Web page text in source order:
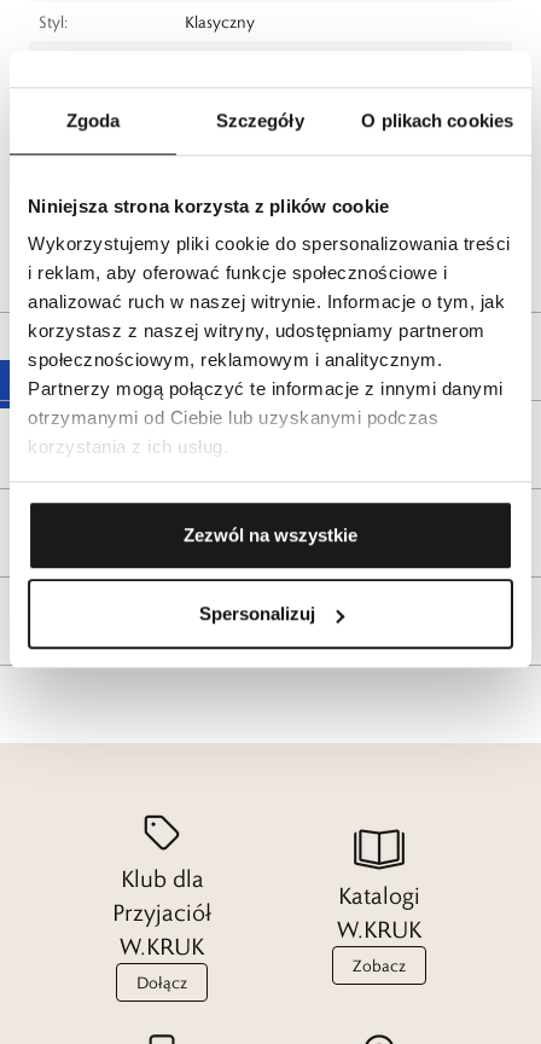
Zgoda Szczegóły O plikach cookies
Niniejsza strona korzysta z plików cookie
Wykorzystujemy pliki cookie do spersonalizowania treści
i reklam, aby oferować funkcje społecznościowe i
analizować ruch w naszej witrynie. Informacje o tym, jak
korzystasz z naszej witryny, udostępniamy partnerom
społecznościowym, reklamowym i analitycznym.
Partnerzy mogą połączyć te informacje z innymi danymi
otrzymanymi od Ciebie lub uzyskanymi podczas
korzystania z ich usług.
Zezwól na wszystkie
Spersonalizuj
Styl:
Klasyczny
contact.citizen.co.jp
ul. Pilotów 10, 31-462 Kraków
Bezpieczeństwo:
Informacje o bezpieczeństwie
Opis produktu
Wysyłka
Reklamacje i zwroty
Klub dla
Przyjaciół
W.KRUK
Dołącz
Katalogi
W.KRUK
Zobacz